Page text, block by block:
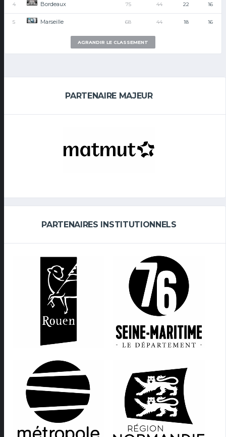
4 Bordeaux 75 44 22 16
5 Marseille 68 44 18 16
AGRANDIR LE CLASSEMENT
PARTENAIRE MAJEUR
PARTENAIRES INSTITUTIONNELS